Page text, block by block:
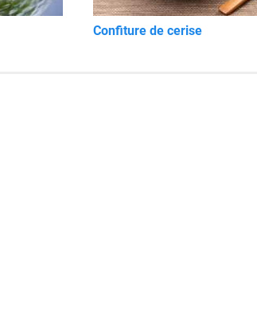
Confiture de cerise